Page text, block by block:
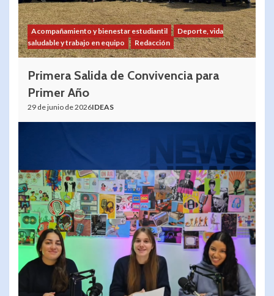
Acompañamiento y bienestar estudiantil
Deporte, vida
saludable y trabajo en equipo
Redacción
Primera Salida de Convivencia para
Primer Año
29 de junio de 2026IDEAS